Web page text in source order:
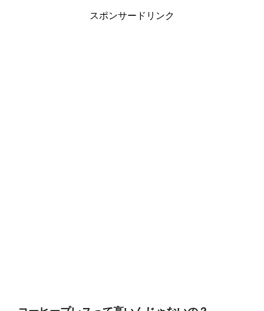
スポンサードリンク